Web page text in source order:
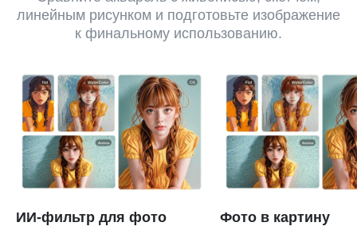
линейным рисунком и подготовьте изображение
к финальному использованию.
ИИ-фильтр для фото Фото в картину